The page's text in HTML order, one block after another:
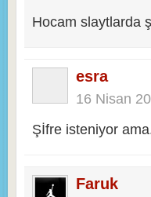
Hocam slaytlarda
esra
16 Nisan
Şİfre isteniyor
Faruk